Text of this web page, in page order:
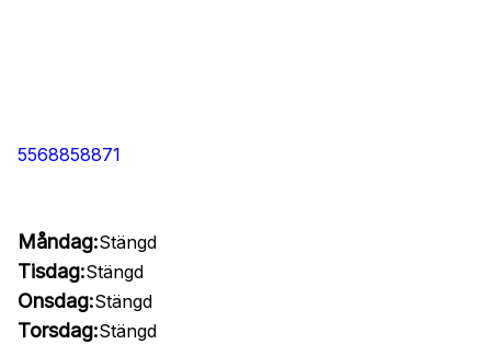
5568858871
Måndag:Stängd
Tisdag:Stängd
Onsdag:Stängd
Torsdag:Stängd